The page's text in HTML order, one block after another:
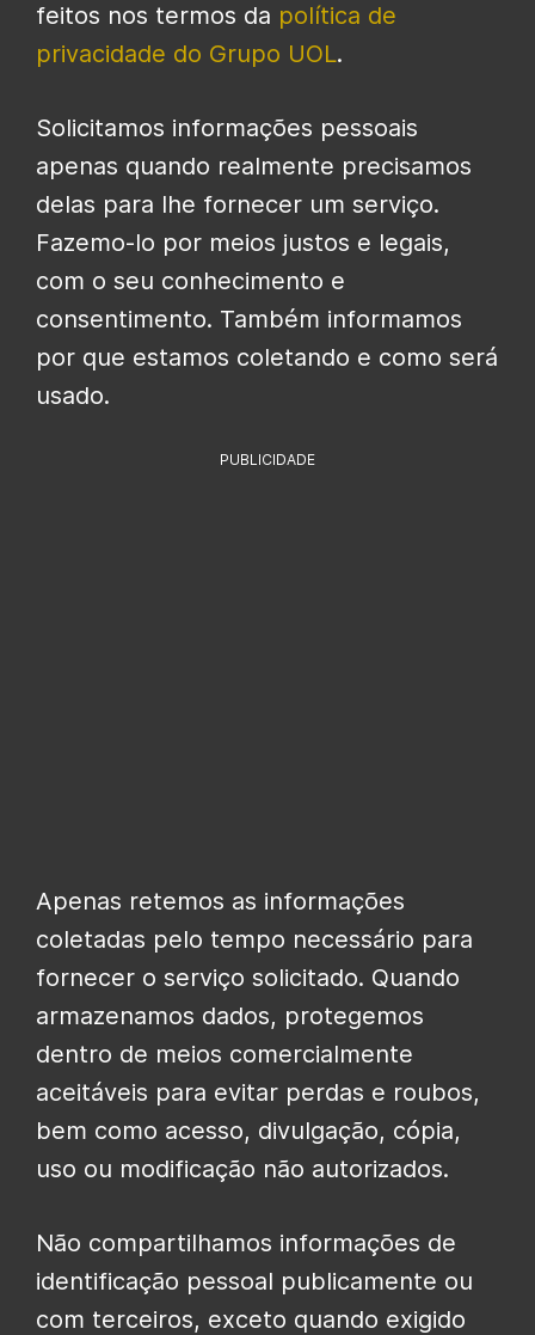
feitos nos termos da política de
privacidade do Grupo UOL.
Solicitamos informações pessoais
apenas quando realmente precisamos
delas para lhe fornecer um serviço.
Fazemo-lo por meios justos e legais,
com o seu conhecimento e
consentimento. Também informamos
por que estamos coletando e como será
usado.
PUBLICIDADE
Apenas retemos as informações
coletadas pelo tempo necessário para
fornecer o serviço solicitado. Quando
armazenamos dados, protegemos
dentro de meios comercialmente
aceitáveis ​​para evitar perdas e roubos,
bem como acesso, divulgação, cópia,
uso ou modificação não autorizados.
Não compartilhamos informações de
identificação pessoal publicamente ou
com terceiros, exceto quando exigido